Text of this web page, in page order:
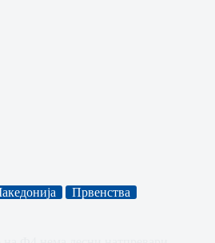
Првенства